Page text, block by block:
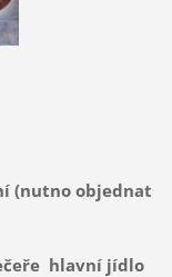
(nutno objednat
hlavní jídlo